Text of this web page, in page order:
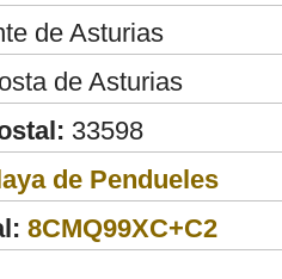
de Asturias
de Asturias
33598
de Pendueles
8CMQ99XC+C2